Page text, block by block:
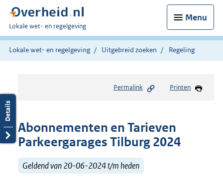
Menu
U
bent
hier:
Lokale wet- en regelgeving
Lokale wet- en regelgeving Uitgebreid zoeken Regeling
Permalink Printen
Abonnementen en Tarieven
Parkeergarages Tilburg 2024
Geldend van 20-06-2024 t/m heden